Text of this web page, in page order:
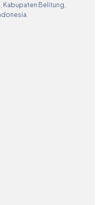
Kabupaten Belitung,